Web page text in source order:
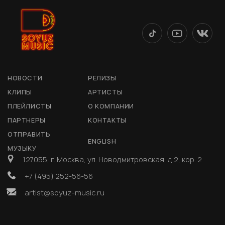
НОВОСТИ
РЕЛИЗЫ
КЛИПЫ
АРТИСТЫ
ПЛЕЙЛИСТЫ
О КОМПАНИИ
ПАРТНЕРЫ
КОНТАКТЫ
ОТПРАВИТЬ
МУЗЫКУ
ENGLISH
127055, г. Москва, ул. Новодмитровская, д 2, кор. 2
+7 (495) 252-56-56
artist@soyuz-music.ru